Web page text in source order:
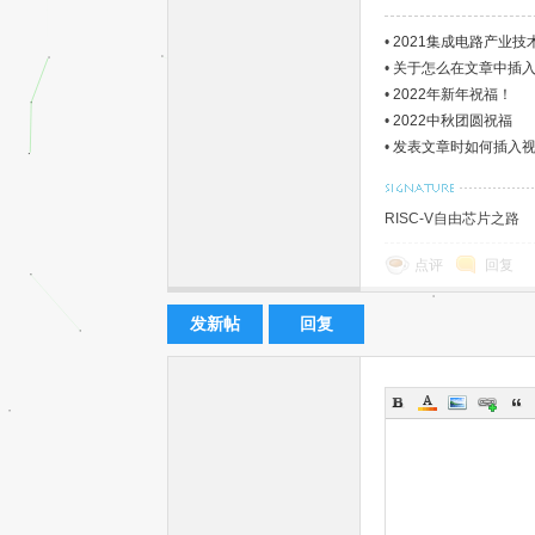
• 2021集成电路产业技
• 关于怎么在文章中插
• 2022年新年祝福！
• 2022中秋团圆祝福
• 发表文章时如何插入
RISC-V自由芯片之路
点评 回复
发新帖 回复